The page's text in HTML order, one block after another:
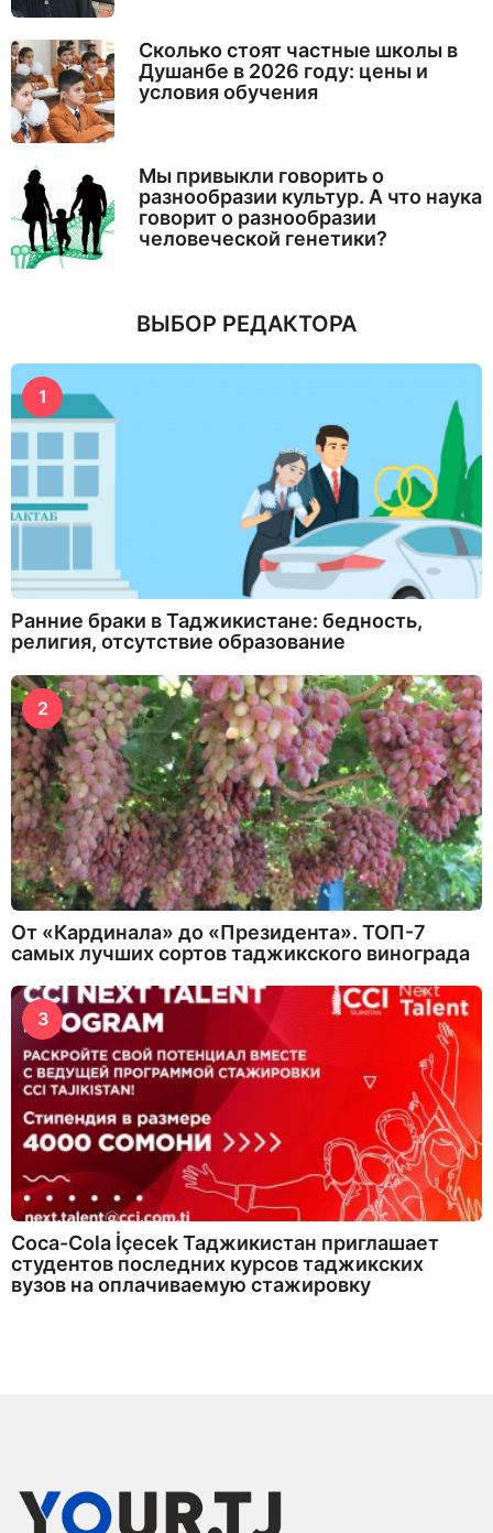
Сколько стоят частные школы в
Душанбе в 2026 году: цены и
условия обучения
Мы привыкли говорить о
разнообразии культур. А что наука
говорит о разнообразии
человеческой генетики?
ВЫБОР РЕДАКТОРА
1
Ранние браки в Таджикистане: бедность,
религия, отсутствие образование
2
От «Кардинала» до «Президента». ТОП-7
самых лучших сортов таджикского винограда
3
Coca-Cola İçecek Таджикистан приглашает
студентов последних курсов таджикских
вузов на оплачиваемую стажировку